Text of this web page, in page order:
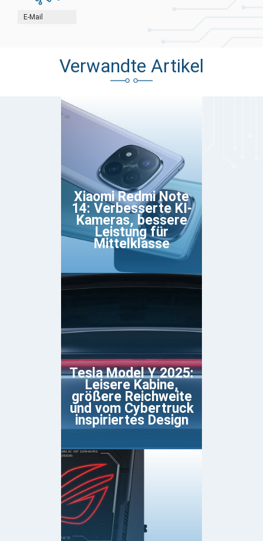
E-Mail
Verwandte Artikel
Xiaomi Redmi Note
14: Verbesserte KI-
Kameras, bessere
Leistung für
Mittelklasse
Tesla Model Y 2025:
Leisere Kabine,
größere Reichweite
und vom Cybertruck
inspiriertes Design